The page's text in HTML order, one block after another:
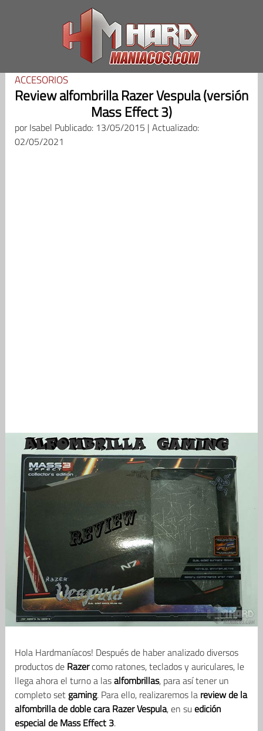
ACCESORIOS
Review alfombrilla Razer Vespula (versión
Mass Effect 3)
porIsabel Publicado: 13/05/2015 | Actualizado:
02/05/2021
Hola Hardmaníacos! Después de haber analizado diversos
productos de Razercomo ratones, teclados y auriculares, le
llega ahora el turno a lasalfombrillas, para así tener un
completo set gaming. Para ello, realizaremos la review de la
alfombrilla de doble cara Razer Vespula, en suedición
especial de Mass Effect 3.